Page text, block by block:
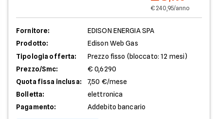
€ 240,95/anno
Fornitore:
EDISON ENERGIA SPA
Prodotto:
Edison Web Gas
Tipologia offerta:
Prezzo fisso (bloccato: 12 mesi)
Prezzo/Smc:
€ 0,6290
Quota fissa inclusa:
7,50 €/mese
Bolletta:
elettronica
Pagamento:
Addebito bancario